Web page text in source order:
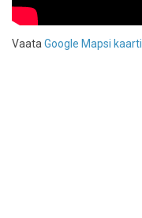
Vaata Google Mapsi kaarti